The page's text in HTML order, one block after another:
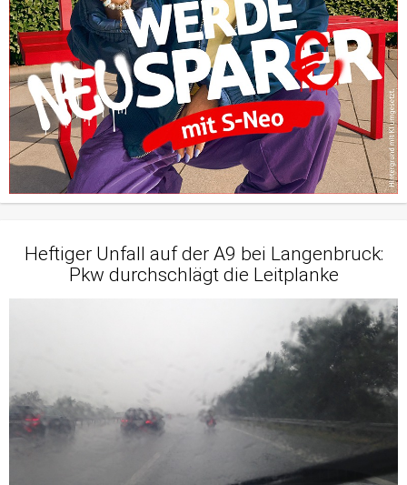
Heftiger Unfall auf der A9 bei Langenbruck:
Pkw durchschlägt die Leitplanke